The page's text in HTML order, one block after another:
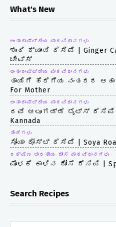
What's New
ಅಂತಾರಾಷ್ಟ್ರೀಯ ಪಾಕವಿಧಾನಗಳು
ಶುಂಠಿ ಕ್ಯಾಂಡಿ ರೆಸಿಪಿ | Ginger
ಚೀವ್ಸ್
ಅಂತಾರಾಷ್ಟ್ರೀಯ ಪಾಕವಿಧಾನಗಳು
ತಾಯಿಗೆ ಹೆರಿಗೆಯ ನಂತರದ ಆಹಾರ
For Mother
ಅಂತಾರಾಷ್ಟ್ರೀಯ ಪಾಕವಿಧಾನಗಳು
ರವೆ ಆಲೂಗಡ್ಡೆ ಬೈಟ್ಸ್ ರೆಸಿಪಿ |
Kannada
ತಿಂಡಿಗಳು
ಸೋಯಾ ರೋಸ್ಟ್ ರೆಸಿಪಿ | Soya
ದಕ್ಷಿಣ ಭಾರತೀಯ ದೋಸೆ ಪಾಕವಿಧಾನಗಳು
ಮೊಳಕೆ ಕಾಳಿನ ದೋಸೆ ರೆಸಿಪಿ |
Search Recipes